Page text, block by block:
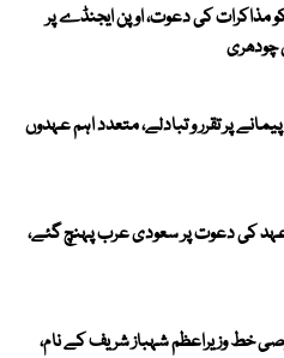
مذاکرات کی دعوت، اوپن ایجنڈے پر
چودھری
پر تقرر و تبادلے، متعدد اہم عہدوں
کی دعوت پر سعودی عرب پہنچ گئے،
خط وزیراعظم شہباز شریف کے نام،